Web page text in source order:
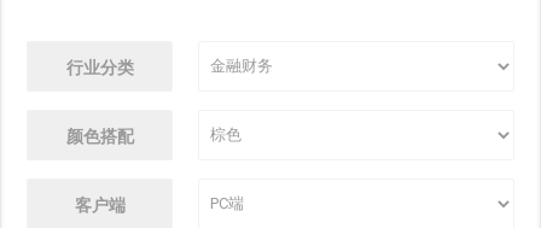
行业分类
颜色搭配
客户端